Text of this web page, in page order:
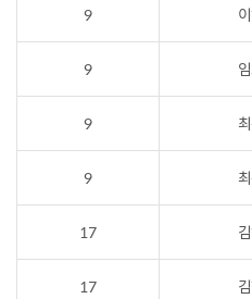
9
9
9
9
17
17